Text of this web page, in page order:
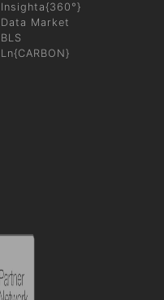
Insighta{360°}
Data Market
BLS
Ln{CARBON}